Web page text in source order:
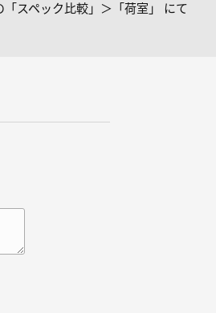
「スペック比較」＞「荷室」 にて